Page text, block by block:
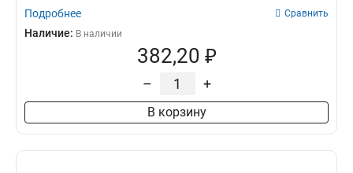
Подробнее Сравнить
Наличие: В наличии
382,20 ₽
– +
В корзину